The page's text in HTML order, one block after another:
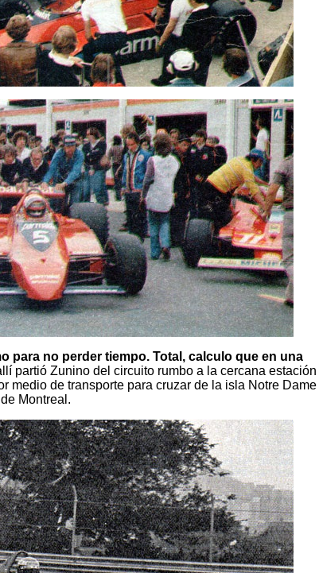
para no perder tiempo. Total, calculo que en una
partió Zunino del circuito rumbo a la cercana estación
medio de transporte para cruzar de la isla Notre Dame
Montreal.